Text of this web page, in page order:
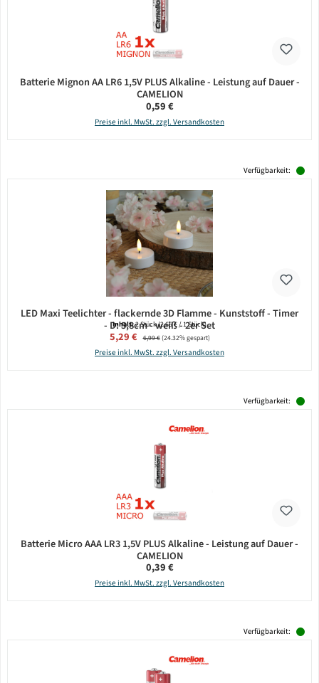
Batterie Mignon AA LR6 1,5V PLUS Alkaline - Leistung auf Dauer -
CAMELION
Regulärer Preis:
0,59 €
Preise inkl. MwSt. zzgl. Versandkosten
Verfügbarkeit:
LED Maxi Teelichter - flackernde 3D Flamme - Kunststoff - Timer
- D: 5,8cm - weiß - 2er Set
Inhalt:2 Stück(2,65 € / 1 Stück)
Verkaufspreis:
5,29 € Regulärer Preis:
6,99 €(24.32% gespart)
Preise inkl. MwSt. zzgl. Versandkosten
Verfügbarkeit:
Batterie Micro AAA LR3 1,5V PLUS Alkaline - Leistung auf Dauer -
CAMELION
Regulärer Preis:
0,39 €
Preise inkl. MwSt. zzgl. Versandkosten
Verfügbarkeit: